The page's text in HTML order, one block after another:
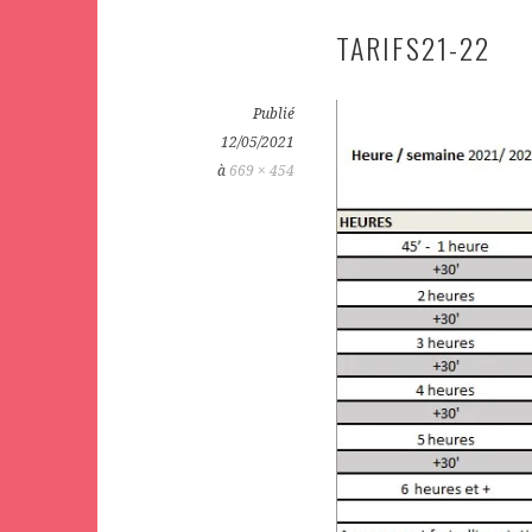
TARIFS21-22
Publié
12/05/2021
à 669 × 454